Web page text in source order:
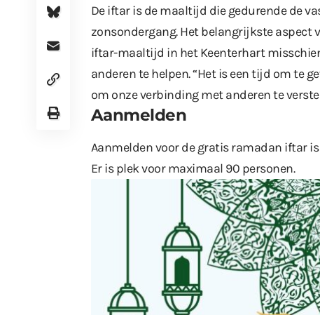
De iftar is de maaltijd die gedurende de
zonsondergang. Het belangrijkste aspect
iftar-maaltijd in het Keenterhart
anderen te helpen. “Het is een tijd om te
om onze verbinding met anderen te
Aanmelden
Aanmelden voor de gratis ramadan iftar
Er is plek voor maximaal 90 personen.